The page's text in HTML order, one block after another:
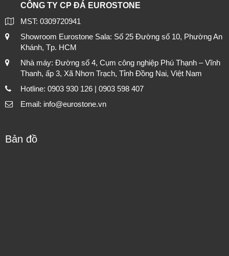
CÔNG TY CP ĐÁ EUROSTONE
MST: 0309720941
Showroom Eurostone Sala: Số 25 Đường số 10, Phường An
Khánh, Tp. HCM
Nhà máy: Đường số 4, Cụm công nghiệp Phú Thạnh – Vĩnh
Thanh, ấp 3, Xã Nhơn Trạch, Tỉnh Đồng Nai, Việt Nam
Hotline: 0903 930 126 | 0903 598 407
Email: info@eurostone.vn
Bản đồ